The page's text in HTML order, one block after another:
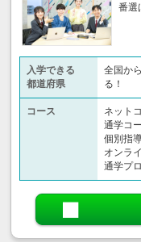
番選
入学できる
都道府県
全国か
る！
コース
ネット
通学コ
個別指
オンラ
通学プ